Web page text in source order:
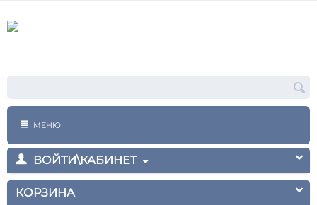
МЕНЮ
ВОЙТИ\КАБИНЕТ
КОРЗИНА